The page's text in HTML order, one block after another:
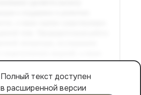
Полный текст доступен
в расширенной версии